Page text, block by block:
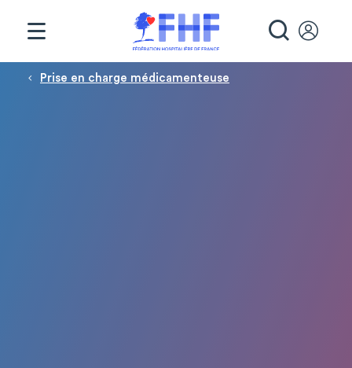
Fil d'Ariane
Prise en charge médicamenteuse
Panneau de gestion des cookies